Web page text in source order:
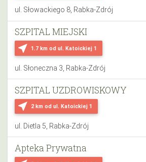
ul. Słowackiego 8, Rabka-Zdrój
near_me 1.7 km od ul. Katoickiej 1
SZPITAL MIEJSKI
ul. Słoneczna 3, Rabka-Zdrój
near_me 2 km od ul. Katoickiej 1
SZPITAL UZDROWISKOWY
ul. Dietla 5, Rabka-Zdrój
Apteka Prywatna